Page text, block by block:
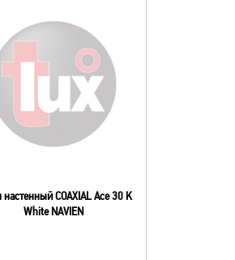
настенный COAXIAL Ace 30 K
White NAVIEN